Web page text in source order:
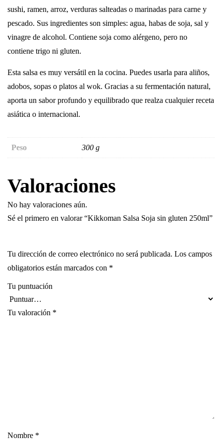
sushi, ramen, arroz, verduras salteadas o marinadas para carne y
pescado. Sus ingredientes son simples: agua, habas de soja, sal y
vinagre de alcohol. Contiene soja como alérgeno, pero no
contiene trigo ni gluten.
Esta salsa es muy versátil en la cocina. Puedes usarla para aliños,
adobos, sopas o platos al wok. Gracias a su fermentación natural,
aporta un sabor profundo y equilibrado que realza cualquier receta
asiática o internacional.
Peso 300 g
Valoraciones
No hay valoraciones aún.
Sé el primero en valorar “Kikkoman Salsa Soja sin gluten 250ml”
Tu dirección de correo electrónico no será publicada. Los campos
obligatorios están marcados con *
Tu puntuación
Tu valoración *
Nombre *